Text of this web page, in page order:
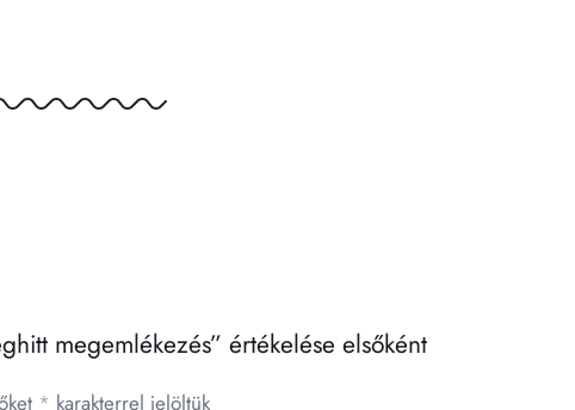
megemlékezés” értékelése elsőként
* karakterrel jelöltük